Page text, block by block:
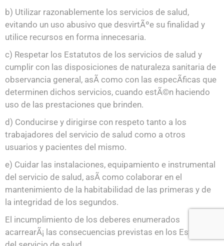
b) Utilizar razonablemente los servicios de salud,
evitando un uso abusivo que desvirtÃºe su finalidad y
utilice recursos en forma innecesaria.
c) Respetar los Estatutos de los servicios de salud y
cumplir con las disposiciones de naturaleza sanitaria de
observancia general, asÃ­ como con las especÃ­ficas que
determinen dichos servicios, cuando estÃ©n haciendo
uso de las prestaciones que brinden.
d) Conducirse y dirigirse con respeto tanto a los
trabajadores del servicio de salud como a otros
usuarios y pacientes del mismo.
e) Cuidar las instalaciones, equipamiento e instrumental
del servicio de salud, asÃ­ como colaborar en el
mantenimiento de la habitabilidad de las primeras y de
la integridad de los segundos.
El incumplimiento de los deberes enumerados
acarrearÃ¡ las consecuencias previstas en los Estatutos